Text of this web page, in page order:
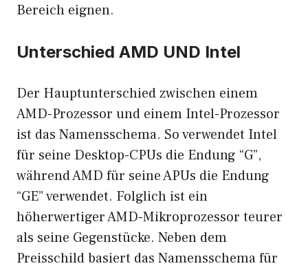
Bereich eignen.
Unterschied AMD UND Intel
Der Hauptunterschied zwischen einem
AMD-Prozessor und einem Intel-Prozessor
ist das Namensschema. So verwendet Intel
für seine Desktop-CPUs die Endung “G”,
während AMD für seine APUs die Endung
“GE” verwendet. Folglich ist ein
höherwertiger AMD-Mikroprozessor teurer
als seine Gegenstücke. Neben dem
Preisschild basiert das Namensschema für